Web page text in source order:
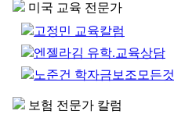
미국 교육 전문가
고정민 교육칼럼
엔젤라김 유학.교육상담
노준건 학자금보조모든것
보험 전문가 칼럼